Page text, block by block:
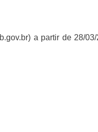
a partir de 28/